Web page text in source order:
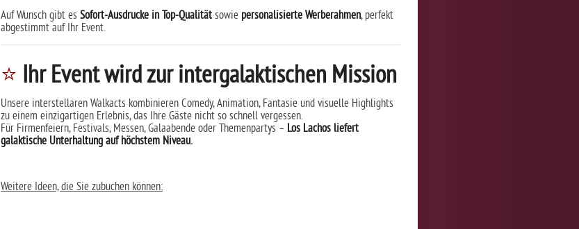
Auf Wunsch gibt es Sofort-Ausdrucke in Top-Qualität sowie personalisierte Werberahmen, perfekt
abgestimmt auf Ihr Event.
⭐ Ihr Event wird zur intergalaktischen Mission
Unsere interstellaren Walkacts kombinieren Comedy, Animation, Fantasie und visuelle Highlights
zu einem einzigartigen Erlebnis, das Ihre Gäste nicht so schnell vergessen.
Für Firmenfeiern, Festivals, Messen, Galaabende oder Themenpartys – Los Lachos liefert
galaktische Unterhaltung auf höchstem Niveau.
Weitere Ideen, die Sie zubuchen können: